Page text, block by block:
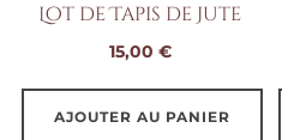
Lot de Tapis de Jute
15,00 €
AJOUTER AU PANIER